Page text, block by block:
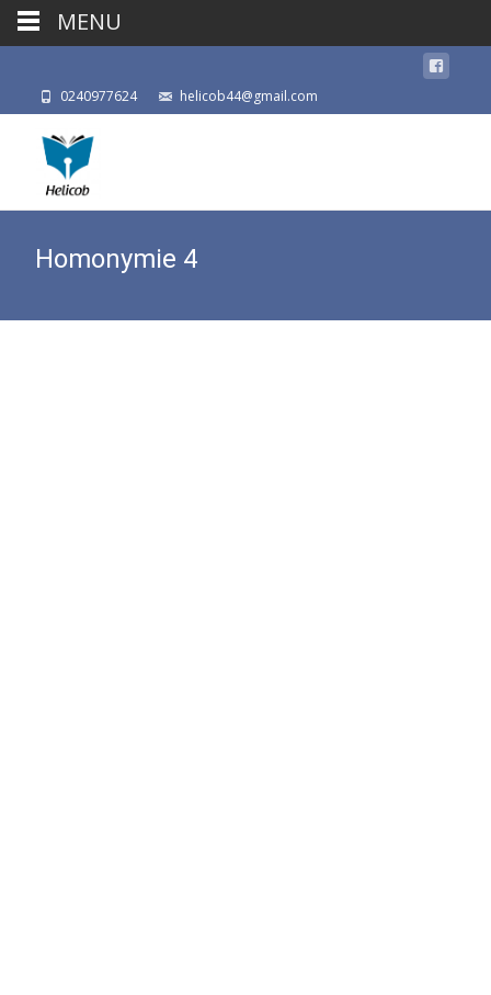
0240977624 helicob44@gmail.com
Homonymie 4
MENU